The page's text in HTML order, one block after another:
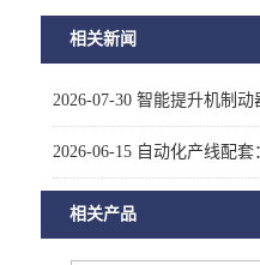
相关新闻
2026-07-30 智能提升机制动
2026-06-15 自动化产线配
相关产品